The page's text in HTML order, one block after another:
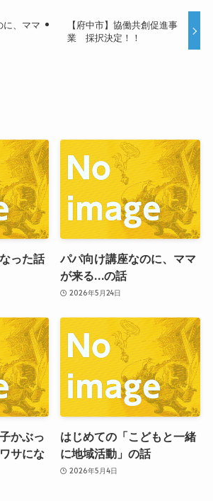
に、ママ
【府中市】協働共創促進事
業 採択決定！！
った話
パパ向け講座なのに、ママ
が来る…の話
2026年5月24日
かぶっ
サにな
はじめての「こどもと一緒
に地域活動」の話
2026年5月4日